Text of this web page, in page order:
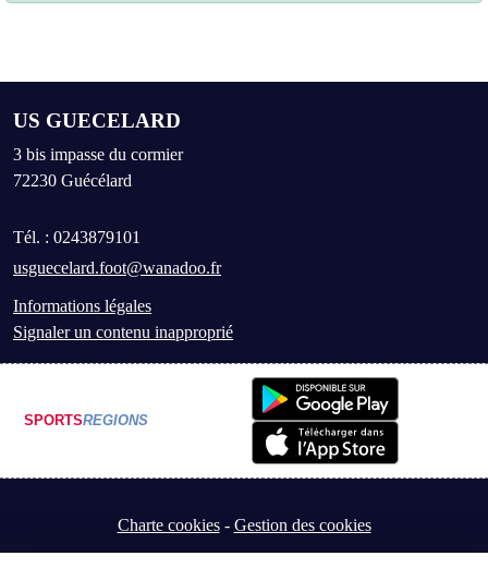
US GUECELARD
3 bis impasse du cormier
72230 Guécélard
Tél. : 0243879101
usguecelard.foot@wanadoo.fr
Informations légales
Signaler un contenu inapproprié
SPORTSREGIONS
Charte cookies Gestion des cookies